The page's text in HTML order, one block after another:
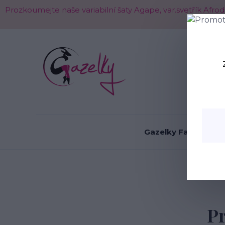
Prozkoumejte naše variabilní šaty Agape, var.svetřík
Gazelky Fashion